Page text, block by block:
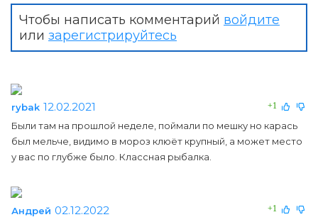
Чтобы написать комментарий войдите
или зарегистрируйтесь
+1
rybak 12.02.2021
Были там на прошлой неделе, поймали по мешку но карась
был мельче, видимо в мороз клюёт крупный, а может место
у вас по глубже было. Классная рыбалка.
+1
Андрей 02.12.2022